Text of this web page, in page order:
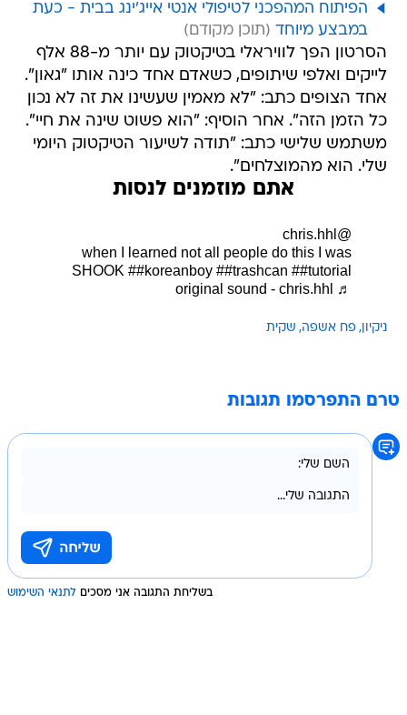
הפיתוח המהפכני לטיפולי אנטי אייג'ינג בבית - כעת
במבצע מיוחד
הסרטון הפך לוויראלי בטיקטוק עם יותר מ-88 אלף
לייקים ואלפי שיתופים, כשאדם אחד כינה אותו "גאון".
אחד הצופים כתב: "לא מאמין שעשינו את זה לא נכון
כל הזמן הזה". אחר הוסיף: "הוא פשוט שינה את חיי".
משתמש שלישי כתב: "תודה לשיעור הטיקטוק היומי
שלי. הוא מהמוצלחים".
אתם מוזמנים לנסות
@chris.hhl
when I learned not all people do this I was
SHOOK ##koreanboy ##trashcan ##tutorial
♬ original sound - chris.hhl
ניקיון פח אשפה שקית
טרם התפרסמו תגובות
בשליחת התגובה אני מסכים לתנאי השימוש